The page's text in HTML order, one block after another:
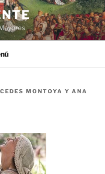
MONTOYA Y ANA